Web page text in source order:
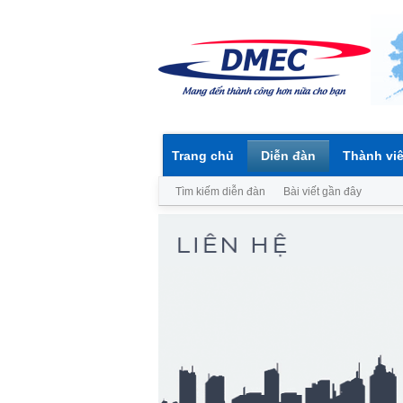
Trang chủ Diễn đàn
Tìm kiếm diễn đàn Bài viết gần đây
Thành